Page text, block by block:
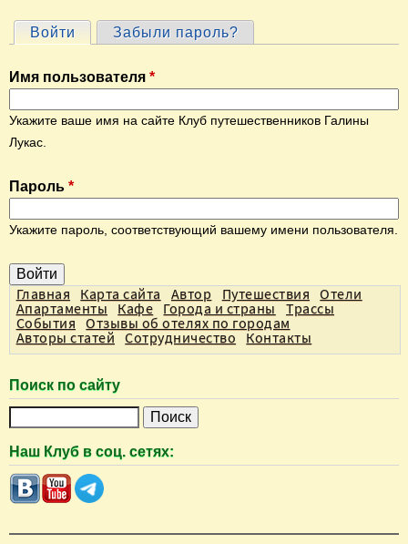
Г
л
а
в
н
е
в
л
а
д
к
и
Войти (активная вкладка)
Забыли пароль?
Имя пользователя *
Укажите ваше имя на сайте Клуб путешественников Галины
Лукас.
Пароль *
Укажите пароль, соответствующий вашему имени пользователя.
Главная Карта сайта Автор Путешествия
Отели
Апартаменты
Кафе Города и страны
Трассы
События
Отзывы об отелях по городам
Авторы статей
Сотрудничество Контакты
Поиск по сайту
и
с
к
Наш Клуб в соц. сетях: